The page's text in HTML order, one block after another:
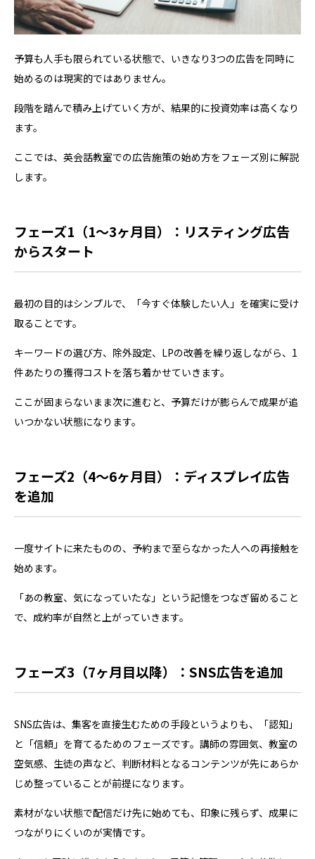
予算も人手も限られている状態で、いきなり3つの広告を同時に
始めるのは現実的ではありません。
段階を踏んで積み上げていく方が、結果的に投資効率は高くなり
ます。
ここでは、英会話教室での広告施策の始め方をフェーズ別に解説
します。
フェーズ1（1〜3ヶ月目）：リスティング広告
からスタート
最初の目的はシンプルで、「今すぐ体験したい人」を確実に受け
取ることです。
キーワードの選び方、除外設定、LPの改善を繰り返しながら、1
件あたりの獲得コストを落ち着かせていきます。
ここが固まらないまま次に進むと、予算だけが膨らんで成果が追
いつかない状態になります。
フェーズ2（4〜6ヶ月目）：ディスプレイ広告
を追加
一度サイトに来たものの、予約まで至らなかった人への再接触を
始めます。
「あの教室、気になっていたな」という記憶をつなぎ留めること
で、成約率が自然と上がっていきます。
フェーズ3（7ヶ月目以降）：SNS広告を追加
SNS広告は、集客を直接生むための手段というよりも、「認知」
と「信頼」を育てるためのフェーズです。講師の雰囲気、教室の
空気感、生徒の声など、判断材料となるコンテンツが先にあらか
じめ整っていることが前提になります。
素材がない状態で配信だけ先に始めても、印象に残らず、成果に
つながりにくいのが実情です。